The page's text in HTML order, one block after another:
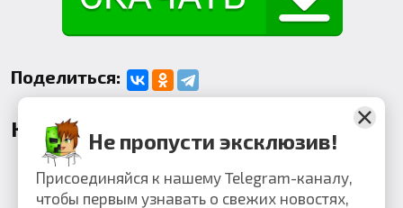
Поделиться:
Комментарии
Не пропусти эксклюзив!
Присоединяйся к нашему Telegram-каналу,
чтобы первым узнавать о свежих новостях,